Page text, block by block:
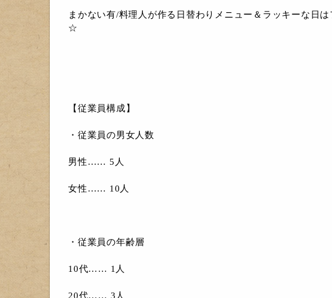
まかない有/料理人が作る日替わりメニュー＆ラッキーな日
☆
【従業員構成】
・従業員の男女人数
男性…… 5人
女性…… 10人
・従業員の年齢層
10代…… 1人
20代…… 3人